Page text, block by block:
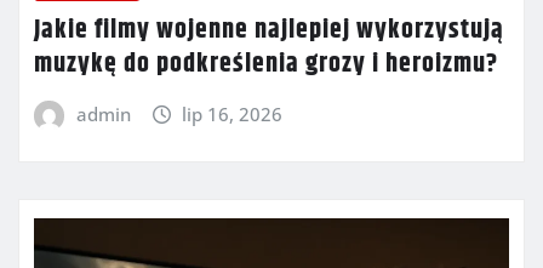
Jakie filmy wojenne najlepiej wykorzystują
muzykę do podkreślenia grozy i heroizmu?
admin lip 16, 2026